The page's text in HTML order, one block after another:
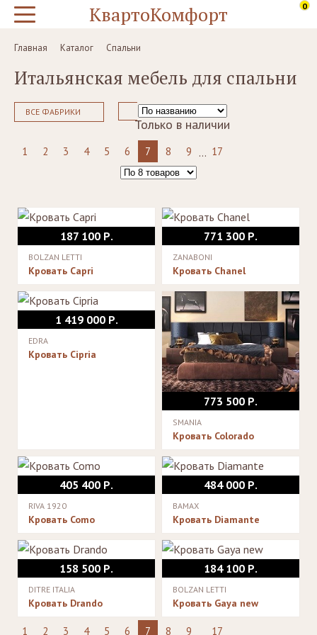
КвартоКомфорт 0
Главная Каталог Спальни
Итальянская мебель для спальни
ВСЕ ФАБРИКИ
Только в наличии
1 2 3 4 5 6 7 8 9 ... 17
187 100 Р.
BOLZAN LETTI
Кровать Capri
771 300 Р.
ZANABONI
Кровать Chanel
1 419 000 Р.
EDRA
Кровать Cipria
773 500 Р.
SMANIA
Кровать Colorado
405 400 Р.
RIVA 1920
Кровать Como
484 000 Р.
BAMAX
Кровать Diamante
158 500 Р.
DITRE ITALIA
Кровать Drando
184 100 Р.
BOLZAN LETTI
Кровать Gaya new
1 2 3 4 5 6 7 8 9 17